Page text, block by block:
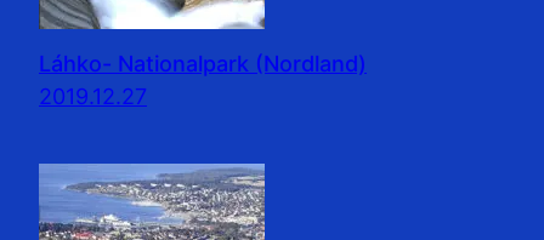
Láhko- Nationalpark (Nordland)
2019.12.27